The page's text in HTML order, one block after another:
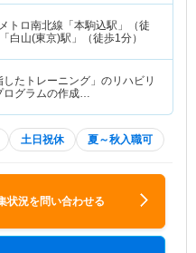
トロ南北線「本駒込駅」（徒
白山(東京)駅」（徒歩1分）
したトレーニング」のリハビリ
ログラムの作成…
土日祝休 夏～秋入職可
状況を問い合わせる